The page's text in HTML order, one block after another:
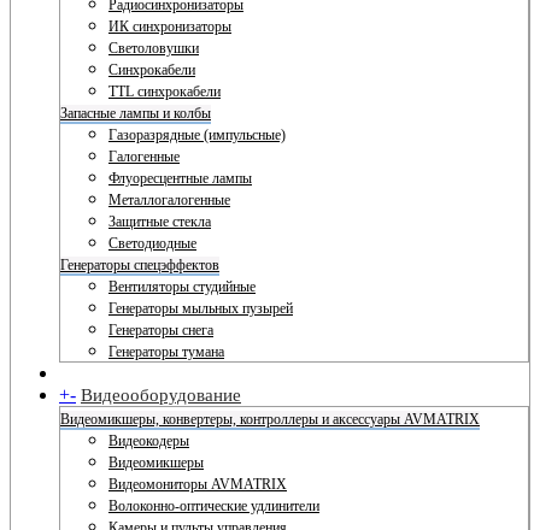
Радиосинхронизаторы
ИК синхронизаторы
Светоловушки
Синхрокабели
TTL синхрокабели
Запасные лампы и колбы
Газоразрядные (импульсные)
Галогенные
Флуоресцентные лампы
Металлогалогенные
Защитные стекла
Светодиодные
Генераторы спецэффектов
Вентиляторы студийные
Генераторы мыльных пузырей
Генераторы снега
Генераторы тумана
+- Видеооборудование
Видеомикшеры, конвертеры, контроллеры и аксессуары AVMATRIX
Видеокодеры
Видеомикшеры
Видеомониторы AVMATRIX
Волоконно-оптические удлинители